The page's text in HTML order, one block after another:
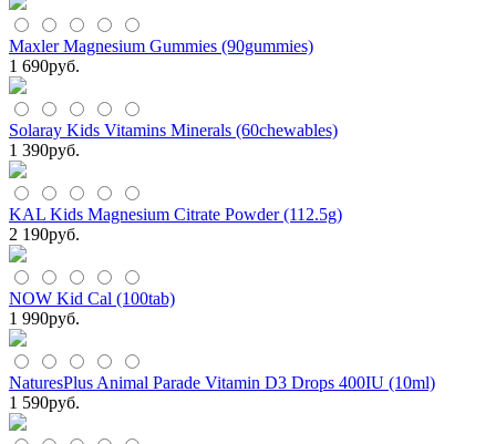
Maxler Magnesium Gummies (90gummies)
1 690руб.
Solaray Kids Vitamins Minerals (60chewables)
1 390руб.
KAL Kids Magnesium Citrate Powder (112.5g)
2 190руб.
NOW Kid Cal (100tab)
1 990руб.
NaturesPlus Animal Parade Vitamin D3 Drops 400IU (10ml)
1 590руб.